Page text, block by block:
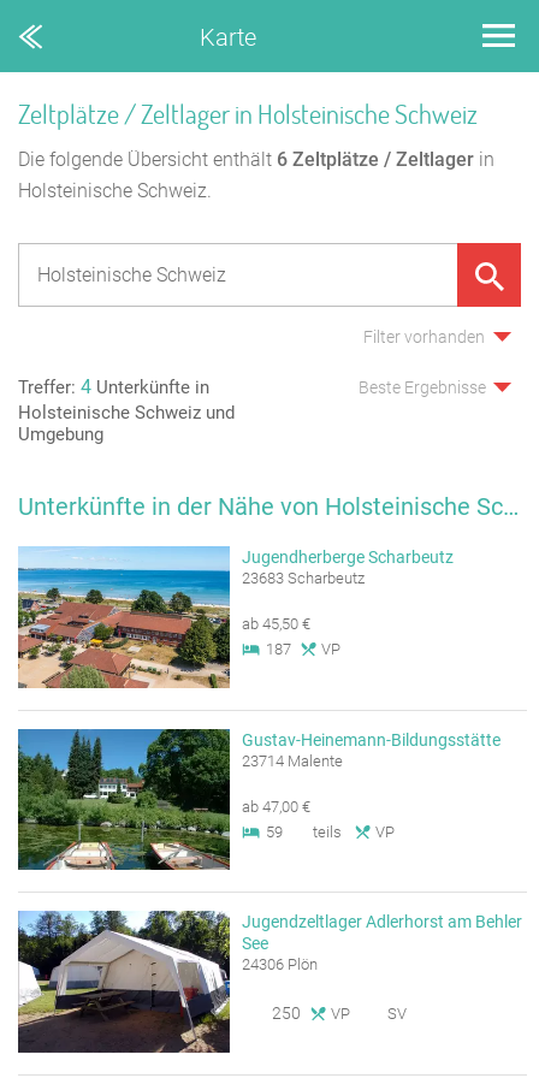
Karte
Zeltplätze / Zeltlager in Holsteinische Schweiz
Die folgende Übersicht enthält 6 Zeltplätze / Zeltlager in
Holsteinische Schweiz.
Filter vorhanden
Treffer: 4 Unterkünfte in
Holsteinische Schweiz und
Umgebung
Beste Ergebnisse
Unterkünfte in der Nähe von Holsteinische Schweiz
Jugendherberge Scharbeutz
23683 Scharbeutz
ab 45,50 €
187
VP
Gustav-Heinemann-Bildungsstätte
23714 Malente
ab 47,00 €
59
teils VP
Jugendzeltlager Adlerhorst am Behler
See
24306 Plön
250 VP SV